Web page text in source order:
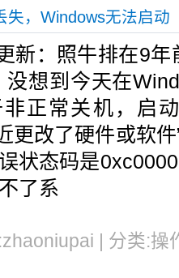
失，Windows无法启动
新：照牛排在9
想到今天在
正常关机，启
更改了硬件或软
状态码是
了系
| 分类:操